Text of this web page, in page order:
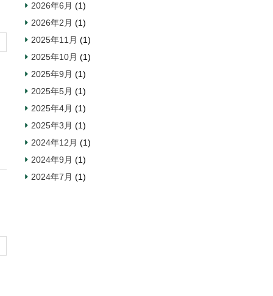
2026年6月 (1)
2026年2月 (1)
2025年11月 (1)
2025年10月 (1)
2025年9月 (1)
2025年5月 (1)
2025年4月 (1)
2025年3月 (1)
2024年12月 (1)
2024年9月 (1)
2024年7月 (1)